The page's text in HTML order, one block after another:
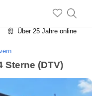
Pfalz
Über 25 Jahre online
Sterne (DTV)